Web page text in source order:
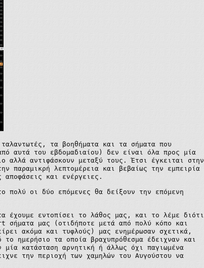
τα βοηθήματα και τα σήματα που
αυτά του εβδομαδιαίου) δεν είναι όλα προς μία
αλλά αντιφάσκουν μεταξύ τους. Έτσι έγκειται στην
παραμικρή λεπτομέρεια και βεβαίως την εμπειρία
αποφάσεις και ενέργειες.
πολύ οι δύο επόμενες θα δείξουν την επόμενη
έχουμε εντοπίσει το λάθος μας, και το λέμε διότι
σήματα μας (οτιδήποτε μετά από πολύ κόπο και
ακόμα και τυφλούς) μας ενημέρωσαν σχετικά,
ημερήσιο τα οποία βραχυπρόθεσμα έδειχναν και
κατάσταση αρνητική ή άλλως όχι παγιωμένα
την περιοχή των χαμηλών του Αυγούστου να